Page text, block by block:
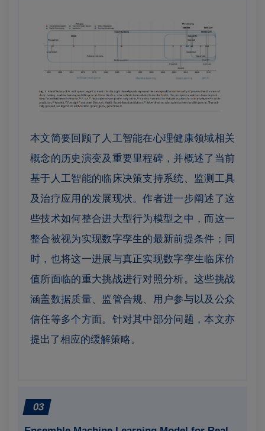
本文简要回顾了人工智能在心理健康领域相关
概念的历史演变及重要里程碑，并概述了当前
基于人工智能的临床决策支持系统、监测工具
及治疗应用的发展现状。作者进一步阐述了这
些技术如何整合进大型行为模型之中，而这一
整合被视为实现数字孪生的最新前提条件；同
时，也将这一进展与真正实现数字孪生临床价
值所面临的重大挑战进行对照分析。这些挑战
涵盖数据质量、监管合规、用户参与以及公众
信任等多个方面。针对其中部分问题，本文亦
提出了相应的缓解策略。
03